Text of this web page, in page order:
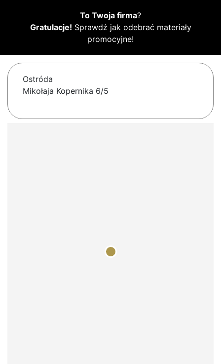
To Twoja firma?
Gratulacje! Sprawdź jak odebrać materiały
promocyjne!
Ostróda
Mikołaja Kopernika 6/5